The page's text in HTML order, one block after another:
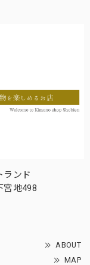
ンド
宮地498
ABOUT
MAP